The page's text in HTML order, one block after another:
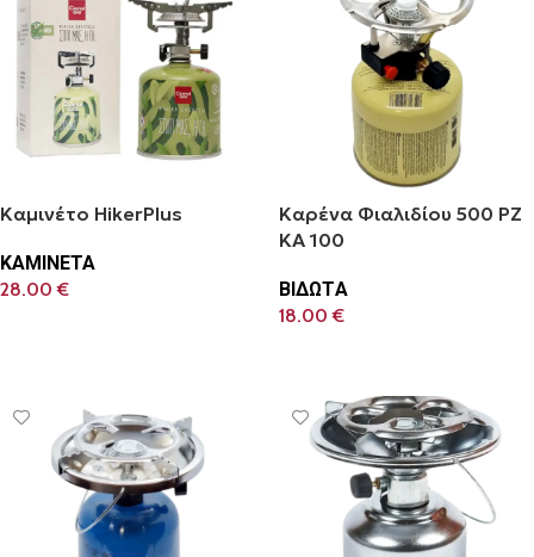
Καμινέτο HikerPlus
ΚΑΜΙΝΕΤΑ
28.00€
Καρένα Φιαλιδίου 500 PZ
KA 100
ΒΙΔΩΤA
18.00€